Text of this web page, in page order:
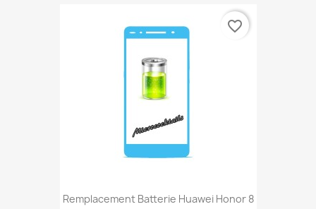
Remplacement Batterie Huawei Honor 8
favorite_border